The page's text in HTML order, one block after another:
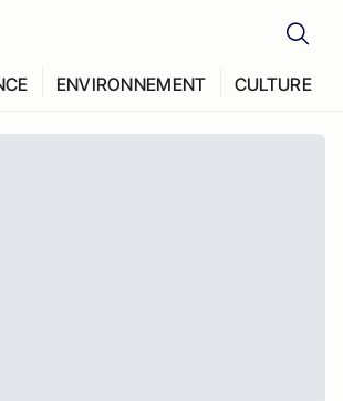
ENVIRONNEMENT CULTURE